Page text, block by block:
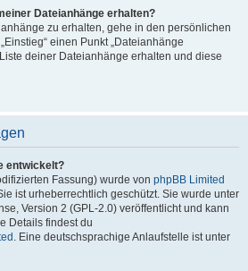
Dateianhänge erhalten?
zu erhalten, gehe in den persönlichen
einen Punkt „Dateianhänge
deiner Dateianhänge erhalten und diese
entwickelt?
Fassung) wurde von phpBB Limited
ist urheberrechtlich geschützt. Sie wurde unter
Version 2 (GPL-2.0) veröffentlicht und kann
Details findest du
. Eine deutschsprachige Anlaufstelle ist unter